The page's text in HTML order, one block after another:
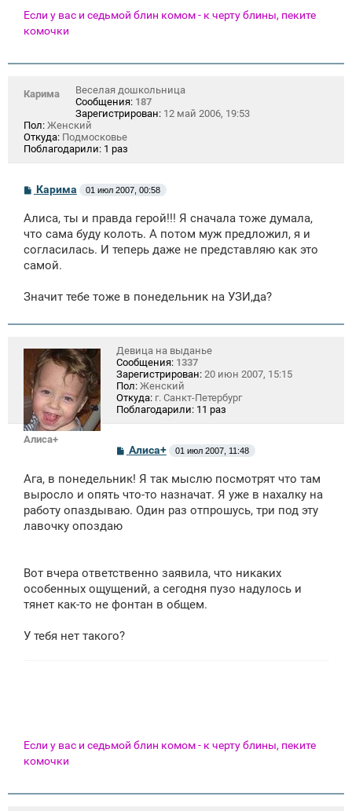
Если у вас и седьмой блин комом - к черту блины, пеките
комочки
Карима
Веселая дошкольница
Сообщения: 187
Зарегистрирован: 12 май 2006, 19:53
Пол: Женский
Откуда: Подмосковье
Поблагодарили: 1 раз
С
б
щ
н
и
Карима 01 июл 2007, 00:58
Алиса, ты и правда герой!!! Я сначала тоже думала,
что сама буду колоть. А потом муж предложил, я и
согласилась. И теперь даже не представляю как это
самой.
Значит тебе тоже в понедельник на УЗИ,да?
Алиса+
Девица на выданье
Сообщения: 1337
Зарегистрирован: 20 июн 2007, 15:15
Пол: Женский
Откуда: г. Санкт-Петербург
Поблагодарили: 11 раз
С
б
щ
н
Алиса+ 01 июл 2007, 11:48
Ага, в понедельник! Я так мыслю посмотрят что там
выросло и опять что-то назначат. Я уже в нахалку на
работу опаздываю. Один раз отпрошусь, три под эту
лавочку опоздаю
Вот вчера ответственно заявила, что никаких
особенных ощущений, а сегодня пузо надулось и
тянет как-то не фонтан в общем.
У тебя нет такого?
Если у вас и седьмой блин комом - к черту блины, пеките
комочки